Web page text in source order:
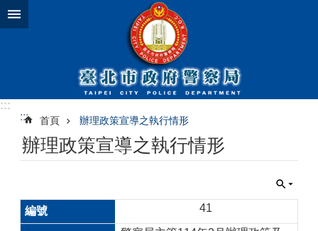
跳到主要內容區塊
:::
:::
首頁 辦理政策宣導之執行情形
辦理政策宣導之執行情形
41